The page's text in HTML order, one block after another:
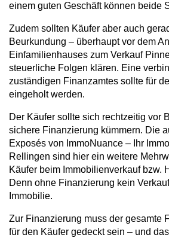
einem guten Geschäft können beide
Zudem sollten Käufer aber auch
Beurkundung – überhaupt vor dem
Einfamilienhauses zum Verkauf
steuerliche Folgen klären. Eine
zuständigen Finanzamtes sollte für
eingeholt werden.
Der Käufer sollte sich rechtzeitig vor
sichere Finanzierung kümmern. Die
Exposés von ImmoNuance – Ihr
Rellingen sind hier ein weitere
Käufer beim Immobilienverkauf bzw.
Denn ohne Finanzierung kein
Immobilie.
Zur Finanzierung muss der gesamte
für den Käufer gedeckt sein – und